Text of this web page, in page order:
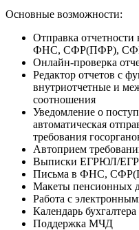
Основные возможности:
Отправка
ФНС, СФР(ПФР),
Онлайн-проверка
Редактор отчетов с
внутриотчетные и
соотношения
Уведомление о
автоматическая
требования
Автоприем
Выписки ЕГРЮЛ/
Письма в ФНС,
Макеты пенсионных
Работа с
Календарь бухгалтера
Поддержка МЧД